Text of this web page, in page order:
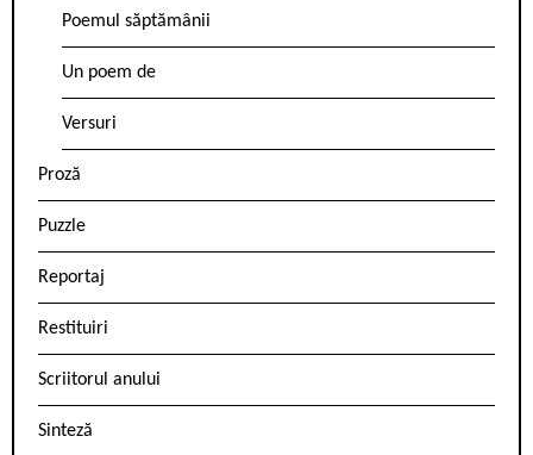
Poemul săptămânii
Un poem de
Versuri
Proză
Puzzle
Reportaj
Restituiri
Scriitorul anului
Sinteză